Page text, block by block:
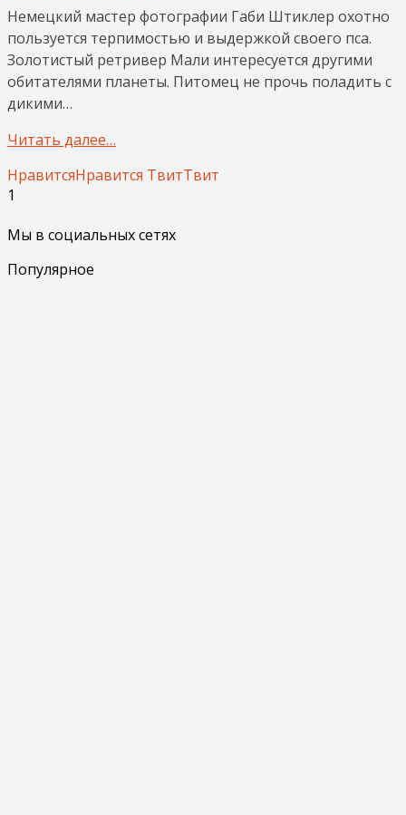
Немецкий мастер фотографии Габи Штиклер охотно
пользуется терпимостью и выдержкой своего пса.
Золотистый ретривер Мали интересуется другими
обитателями планеты. Питомец не прочь поладить с
дикими…
Читать далее…
НравитсяНравится ТвитТвит
1
Мы в социальных сетях
Популярное